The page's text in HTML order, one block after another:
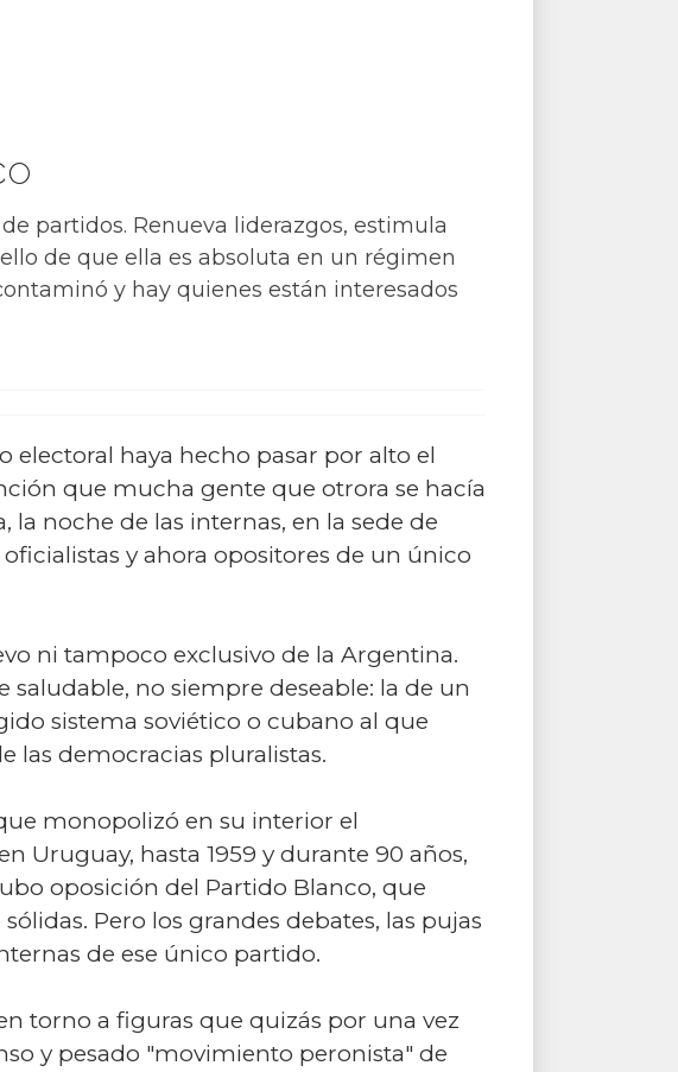
partidos. Renueva liderazgos, estimula
de que ella es absoluta en un régimen
y hay quienes están interesados
electoral haya hecho pasar por alto el
que mucha gente que otrora se hacía
noche de las internas, en la sede de
y ahora opositores de un único
ni tampoco exclusivo de la Argentina.
no siempre deseable: la de un
sistema soviético o cubano al que
las democracias pluralistas.
monopolizó en su interior el
Uruguay, hasta 1959 y durante 90 años,
oposición del Partido Blanco, que
Pero los grandes debates, las pujas
de ese único partido.
torno a figuras que quizás por una vez
y pesado "movimiento peronista" de